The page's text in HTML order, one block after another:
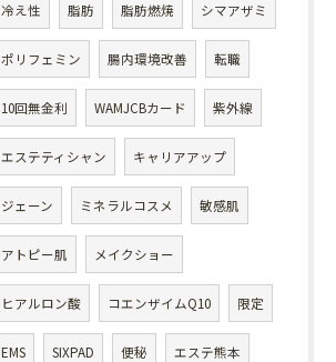
冷え性 脂肪 脂肪燃焼 シマアザミ
ポリフェミン 腸内環境改善 転職
10回無金利 WAMJCBカード 紫外線
エステティシャン キャリアアップ
ジェーン ミネラルコスメ 敏感肌
アトピー肌 メイクショー
ヒアルロン酸 コエンザイムQ10 限定
EMS SIXPAD 便秘 エステ熊本